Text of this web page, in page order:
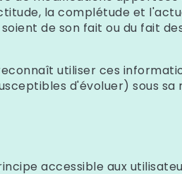
la complétude et
soient de son fait ou du fait
utiliser ces
d'évoluer) sous sa
accessible aux